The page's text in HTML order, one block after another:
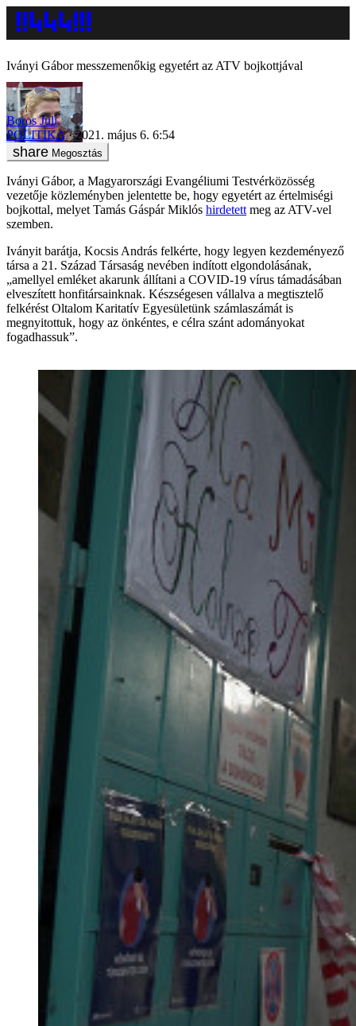
Iványi Gábor messzemenőkig egyetért az ATV bojkottjával
Boros Juli
POLITIKA
2021. május 6. 6:54
Megosztás
Iványi Gábor, a Magyarországi Evangéliumi Testvérközösség
vezetője közleményben jelentette be, hogy egyetért az értelmiségi
bojkottal, melyet Tamás Gáspár Miklós hirdetett meg az ATV-vel
szemben.
Iványit barátja, Kocsis András felkérte, hogy legyen kezdeményező
társa a 21. Század Társaság nevében indított elgondolásának,
„amellyel emléket akarunk állítani a COVID-19 vírus támadásában
elveszített honfitársainknak. Készségesen vállalva a megtisztelő
felkérést Oltalom Karitatív Egyesületünk számlaszámát is
megnyitottuk, hogy az önkéntes, e célra szánt adományokat
fogadhassuk”.